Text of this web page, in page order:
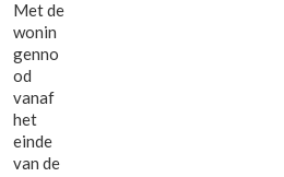
Met de
wonin
genno
od
vanaf
het
einde
van de